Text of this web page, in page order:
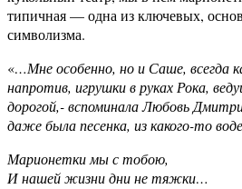
типичная — одна из ключевых,
символизма.
«…Мне особенно, но и Саше, всегда
напротив, игрушки в руках Рока,
дорогой,- вспоминала Любовь
даже была песенка, из какого-то
Марионетки мы с тобою,
И нашей жизни дни не тяжки…